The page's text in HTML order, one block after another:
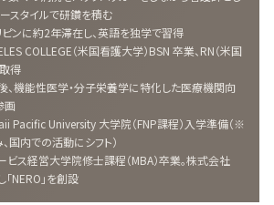
スタイルで研鑽を積む
ンに約2年滞在し、英語を独学で習得
COLLEGE（米国看護大学）BSN 卒業、RN（米国
得
機能性医学・分子栄養学に特化した医療機関向
画
Pacific University 大学院（FNP課程）入学準備（※
国内での活動にシフト）
ス経営大学院修士課程（MBA）卒業。株式会社
NERO」を創設